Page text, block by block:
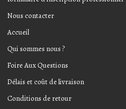
Nous contacter
Accueil
Qui sommes nous ?
Foire Aux Questions
Délais et coût de livraison
Conditions de retour